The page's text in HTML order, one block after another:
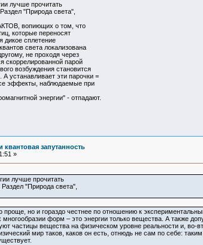
лучше прочитать
"Природа света",
вопиющих о том, что
которые переносят
дикое сплетение
света локализована
не проходя через
скоррелированной парой
возбуждения становится
устанавливает эти парочки =
эффекты, наблюдаемые при
энергии" - отпадают.
запутанность
»
лучше прочитать
"Природа света",
проще, но и гораздо честнее по отношению к
форм – это энергии только вещества. А также
частицы вещества на физическом уровне реальности и, во-
мир таков, каков он есть, отнюдь не сам по себе: